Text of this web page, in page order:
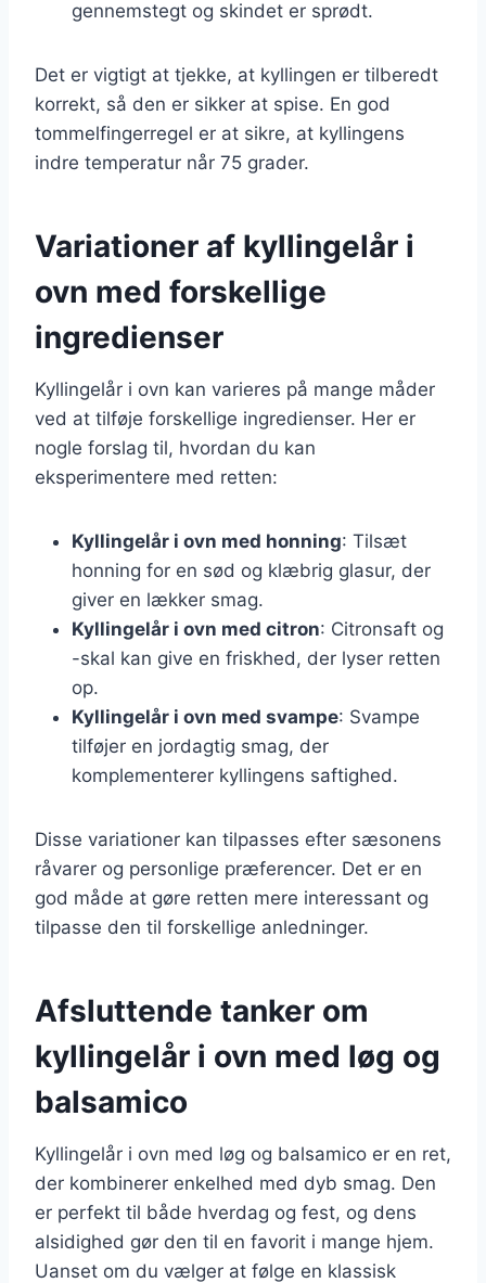
gennemstegt og skindet er sprødt.
Det er vigtigt at tjekke, at kyllingen er tilberedt
korrekt, så den er sikker at spise. En god
tommelfingerregel er at sikre, at kyllingens
indre temperatur når 75 grader.
Variationer af kyllingelår i
ovn med forskellige
ingredienser
Kyllingelår i ovn kan varieres på mange måder
ved at tilføje forskellige ingredienser. Her er
nogle forslag til, hvordan du kan
eksperimentere med retten:
Kyllingelår i ovn med honning: Tilsæt
honning for en sød og klæbrig glasur, der
giver en lækker smag.
Kyllingelår i ovn med citron: Citronsaft og
-skal kan give en friskhed, der lyser retten
op.
Kyllingelår i ovn med svampe: Svampe
tilføjer en jordagtig smag, der
komplementerer kyllingens saftighed.
Disse variationer kan tilpasses efter sæsonens
råvarer og personlige præferencer. Det er en
god måde at gøre retten mere interessant og
tilpasse den til forskellige anledninger.
Afsluttende tanker om
kyllingelår i ovn med løg og
balsamico
Kyllingelår i ovn med løg og balsamico er en ret,
der kombinerer enkelhed med dyb smag. Den
er perfekt til både hverdag og fest, og dens
alsidighed gør den til en favorit i mange hjem.
Uanset om du vælger at følge en klassisk